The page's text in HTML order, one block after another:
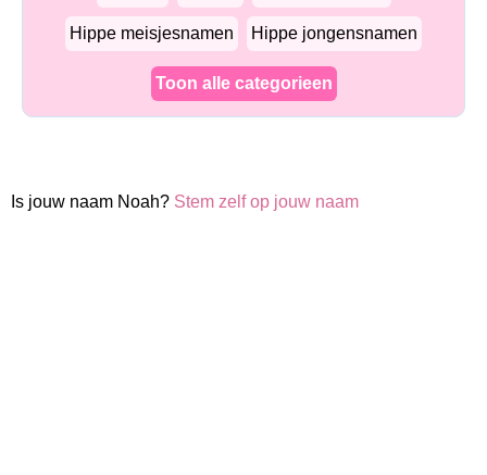
Hippe meisjesnamen Hippe jongensnamen
Toon alle categorieen
Is jouw naam Noah? Stem zelf op jouw naam